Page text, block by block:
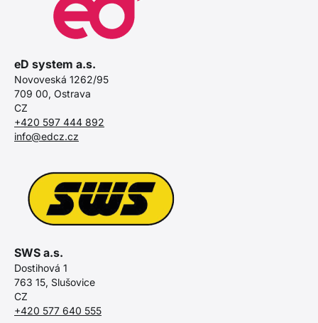
eD system a.s.
Novoveská 1262/95
709 00, Ostrava
CZ
+420 597 444 892
info@edcz.cz
SWS a.s.
Dostihová 1
763 15, Slušovice
CZ
+420 577 640 555